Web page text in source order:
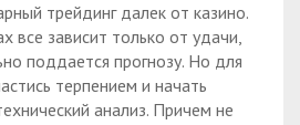
трейдинг далек от казино.
все зависит только от удачи,
поддается прогнозу. Но для
терпением и начать
анализ. Причем не